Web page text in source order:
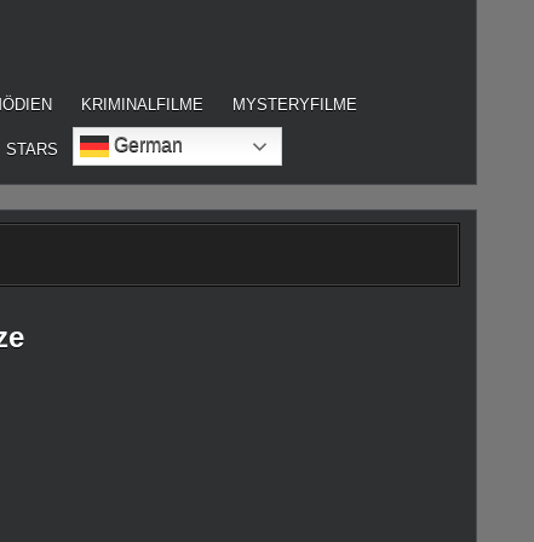
KRIMINALFILME MYSTERYFILME
STARS German